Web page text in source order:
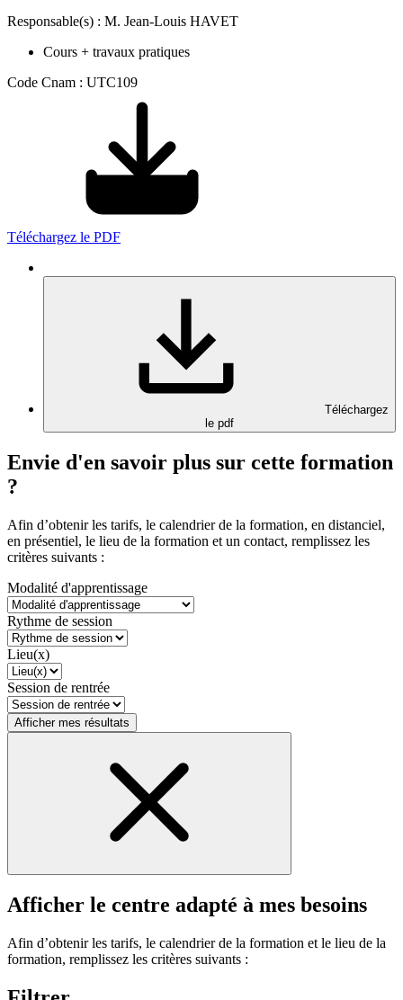
Responsable(s) : M. Jean-Louis HAVET
Cours + travaux pratiques
Code Cnam : UTC109
Téléchargez le PDF
Téléchargez
le pdf
Envie d'en savoir plus sur cette formation
?
Afin d’obtenir les tarifs, le calendrier de la formation, en distanciel,
en présentiel, le lieu de la formation et un contact, remplissez les
critères suivants :
Modalité d'apprentissage
Rythme de session
Lieu(x)
Session de rentrée
Afficher mes résultats
Afficher le centre adapté à mes besoins
Afin d’obtenir les tarifs, le calendrier de la formation et le lieu de la
formation, remplissez les critères suivants :